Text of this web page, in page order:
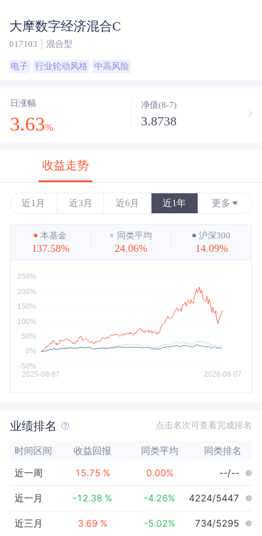
大摩数字经济混合C
017103 混合型
电子 行业轮动风格 中高风险
日涨幅
3.63%
净值(8-7)
3.8738
收益走势
近1月 近3月 近6月 近1年 更多
近3年
近5年
最大
本基金
137.58%
同类平均
24.06%
沪深300
14.09%
业绩排名 点击名次可查看完成排名
时间区间 收益回报 同类平均 同类排名
近一周 15.75 % 0.00% --/--
近一月 -12.38 % -4.26% 4224/5447
近三月 3.69 % -5.02% 734/5295